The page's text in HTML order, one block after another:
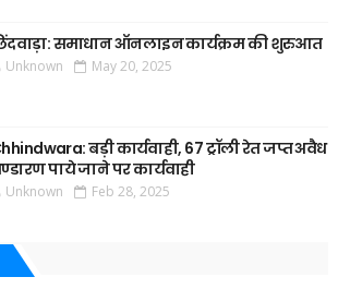
समाधान ऑनलाइन कार्यक्रम की शुरुआत
Unknown May 20, 2025
बड़ी कार्यवाही, 67 ट्रॉली रेत जप्त अवैध
पाये जाने पर कार्यवाही
Unknown Feb 28, 2025